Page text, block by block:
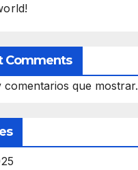
Comments
comentarios que mostrar.